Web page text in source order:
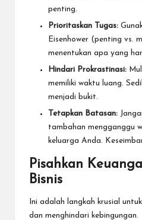
penting.
Prioritaskan Tugas:
Eisenhower (penting vs.
menentukan apa yang
Hindari Prokrastinasi:
memiliki waktu luang.
menjadi bukit.
Tetapkan Batasan:
tambahan mengganggu
keluarga Anda.
Pisahkan
Bisnis
Ini adalah langkah krusial
dan menghindari kebingungan.